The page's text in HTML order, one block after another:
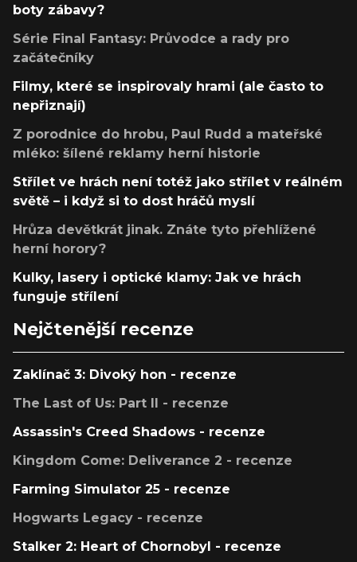
boty zábavy?
Série Final Fantasy: Průvodce a rady pro
začátečníky
Filmy, které se inspirovaly hrami (ale často to
nepřiznají)
Z porodnice do hrobu, Paul Rudd a mateřské
mléko: šílené reklamy herní historie
Střílet ve hrách není totéž jako střílet v reálném
světě – i když si to dost hráčů myslí
Hrůza devětkrát jinak. Znáte tyto přehlížené
herní horory?
Kulky, lasery i optické klamy: Jak ve hrách
funguje střílení
Nejčtenější recenze
Zaklínač 3: Divoký hon - recenze
The Last of Us: Part II - recenze
Assassin's Creed Shadows - recenze
Kingdom Come: Deliverance 2 - recenze
Farming Simulator 25 - recenze
Hogwarts Legacy - recenze
Stalker 2: Heart of Chornobyl - recenze